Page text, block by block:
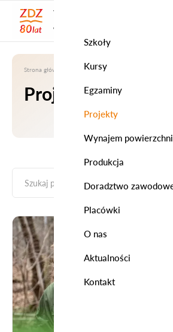
WOJEWÓDZKI ZAKŁAD
w Szczecinie
Szkoły
Kursy
Egzaminy
Projekty
Wynajem powierzchni
Produkcja
Doradztwo
Placówki
O nas
Aktualności
Kontakt
Strona główna Projekty
Projekty